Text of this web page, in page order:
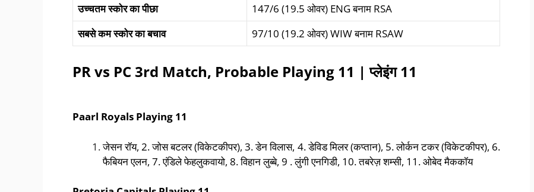
उच्चतम स्कोर का पीछा
147/6 (19.5 ओवर) ENG बनाम RSA
सबसे कम स्कोर का बचाव
97/10 (19.2 ओवर) WIW बनाम RSAW
PR vs PC 3rd Match, Probable Playing 11 |प्लेइंग11
Paarl Royals Playing 11
जेसन रॉय, 2. जोस बटलर (विकेटकीपर), 3. डेन विलास, 4. डेविड मिलर (कप्तान), 5. लोर्कन टकर (विकेटकीपर), 6.
फैबियन एलन, 7. एंडिले फेहलुकवायो, 8. विहान लुब्बे, 9 . लुंगी एनगिडी, 10. तबरेज़ शम्सी, 11. ओबेद मैककॉय